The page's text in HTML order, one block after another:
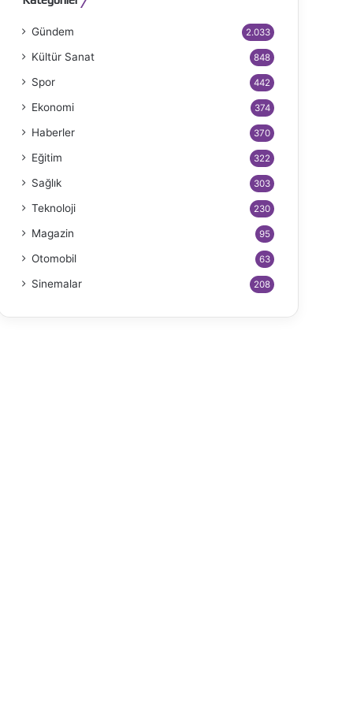
Gündem 2.033
Kültür Sanat 848
Spor 442
Ekonomi 374
Haberler 370
Eğitim 322
Sağlık 303
Teknoloji 230
Magazin 95
Otomobil 63
Sinemalar 208